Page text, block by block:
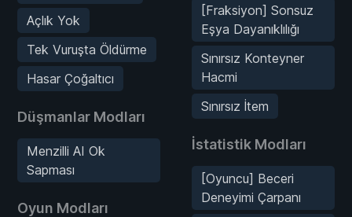
Açlık Yok
Tek Vuruşta Öldürme
Hasar Çoğaltıcı
Düşmanlar Modları
Menzilli AI Ok
Sapması
Oyun Modları
[Fraksiyon] Sonsuz
Eşya Dayanıklılığı
Sınırsız Konteyner
Hacmi
Sınırsız İtem
İstatistik Modları
[Oyuncu] Beceri
Deneyimi Çarpanı